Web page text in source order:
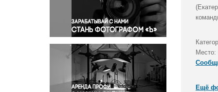
Правосудие
Происшествия и конфликты
Религия
Светская жизнь
Спорт
Экология
Экономика и бизнес
Место:
Ещё